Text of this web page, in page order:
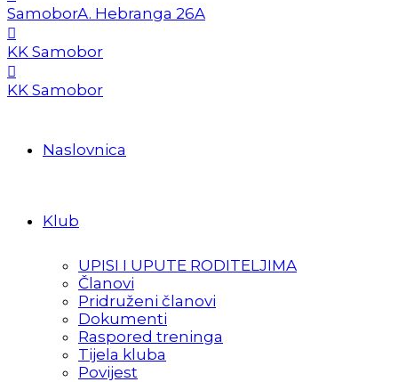
SamoborA. Hebranga 26A
KK Samobor
KK Samobor
Naslovnica
Klub
UPISI I UPUTE RODITELJIMA
Članovi
Pridruženi članovi
Dokumenti
Raspored treninga
Tijela kluba
Povijest